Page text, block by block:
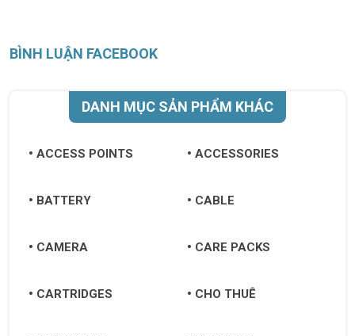
BÌNH LUẬN FACEBOOK
DANH MỤC SẢN PHẨM KHÁC
ACCESS POINTS ACCESSORIES
BATTERY CABLE
CAMERA CARE PACKS
CARTRIDGES CHO THUÊ